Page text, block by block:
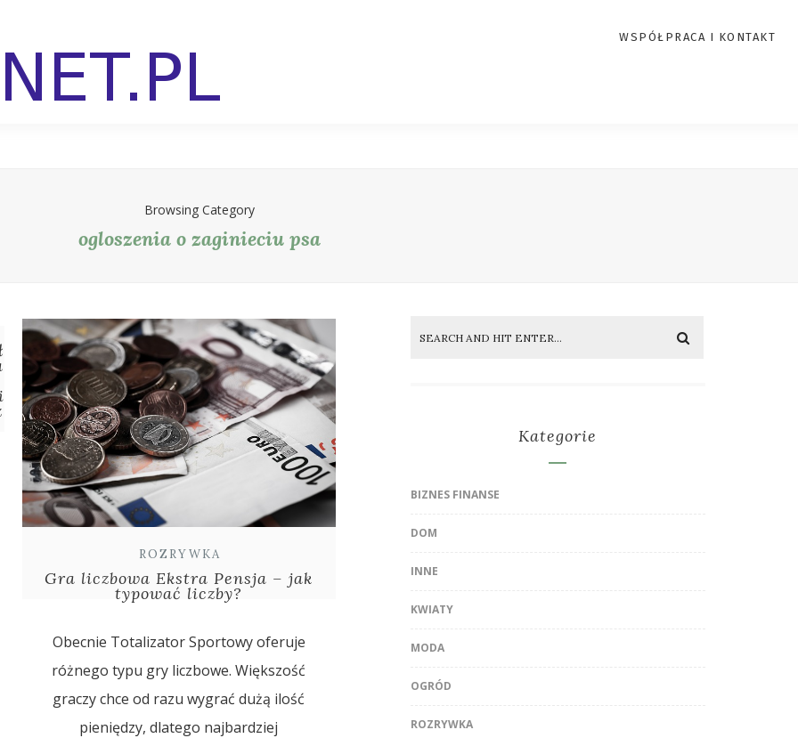
WSPÓŁPRACA I KONTAKT
Browsing Category
ogloszenia o zaginieciu psa
ROZRYWKA
Gra liczbowa Ekstra Pensja – jak
typować liczby?
Obecnie Totalizator Sportowy oferuje
różnego typu gry liczbowe. Większość
graczy chce od razu wygrać dużą ilość
pieniędzy, dlatego najbardziej
Kategorie
BIZNES FINANSE
DOM
INNE
KWIATY
MODA
OGRÓD
ROZRYWKA